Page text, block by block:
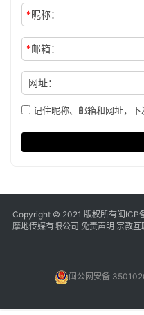
*昵称：
*邮箱：
网址：
记住昵称、邮箱和网址，下
Copyright © 2021 版权所有闽ICP
摩地传媒有限公司 免责声明 宗教
闽公网安备